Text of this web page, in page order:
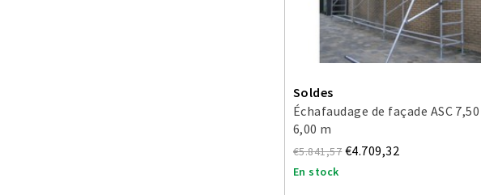
Soldes
Échafaudage de façade ASC
6,00 m
€5.841,57 €4.709,32
En stock